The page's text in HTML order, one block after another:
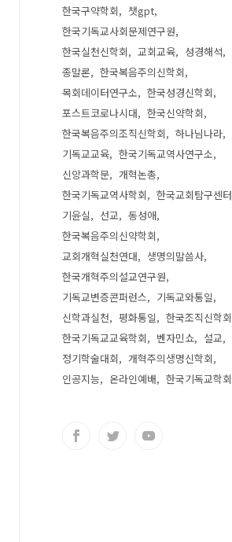
한국구약학회
챗gpt
한국기독교사회문제연구원
한국실천신학회
교회교육
성경해석
종말론
한국복음주의신학회
목회데이터연구소
한국성경신학회
포스트코로나시대
한국신약학회
한국복음주의조직신학회
하나님나라
기독교교육
한국기독교역사연구소
신앙과학문
개혁논총
한국기독교역사학회
한국교회탐구센터
기윤실
선교
동성애
한국복음주의신약학회
교회개혁실천연대
생명의말씀사
한국개혁주의설교연구원
기독교변증콘퍼런스
기독교와통일
신학과실천
평화통일
한국조직신학회
한국기독교교육학회
벤자민쇼
설교
정기학술대회
개혁주의생명신학회
인공지능
온라인예배 한국기독교학회